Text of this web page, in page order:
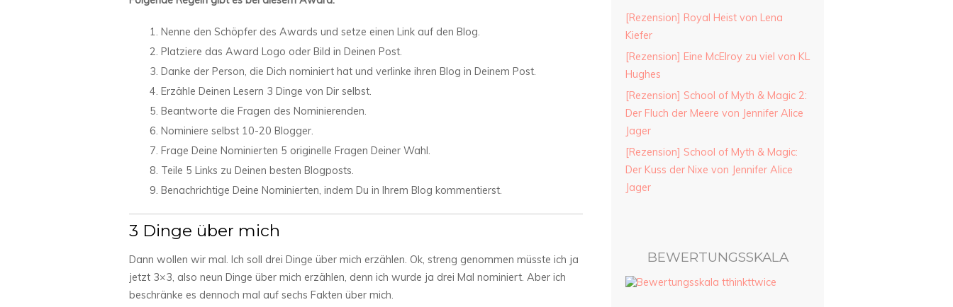
Nenne den Schöpfer des Awards und setze einen Link auf den Blog.
Platziere das Award Logo oder Bild in Deinen Post.
Danke der Person, die Dich nominiert hat und verlinke ihren Blog in Deinem Post.
Erzähle Deinen Lesern 3 Dinge von Dir selbst.
Beantworte die Fragen des Nominierenden.
Nominiere selbst 10-20 Blogger.
Frage Deine Nominierten 5 originelle Fragen Deiner Wahl.
Teile 5 Links zu Deinen besten Blogposts.
Benachrichtige Deine Nominierten, indem Du in Ihrem Blog kommentierst.
3 Dinge über mich
Dann wollen wir mal. Ich soll drei Dinge über mich erzählen. Ok, streng genommen müsste ich ja
jetzt 3×3, also neun Dinge über mich erzählen, denn ich wurde ja drei Mal nominiert. Aber ich
beschränke es dennoch mal auf sechs Fakten über mich.
[Rezension] Royal Heist von Lena
Kiefer
[Rezension] Eine McElroy zu viel von KL
Hughes
[Rezension] School of Myth & Magic 2:
Der Fluch der Meere von Jennifer Alice
Jager
[Rezension] School of Myth & Magic:
Der Kuss der Nixe von Jennifer Alice
Jager
BEWERTUNGSSKALA